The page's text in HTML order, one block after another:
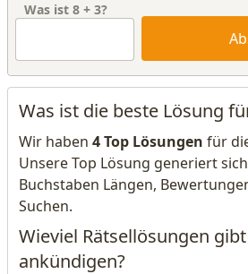
Was ist 8 + 3?
Was ist die beste Lösung
Wir haben 4 Top Lösungen für
Unsere Top Lösung generiert
Buchstaben Längen,
Suchen.
Wieviel Rätsellösungen
ankündigen?